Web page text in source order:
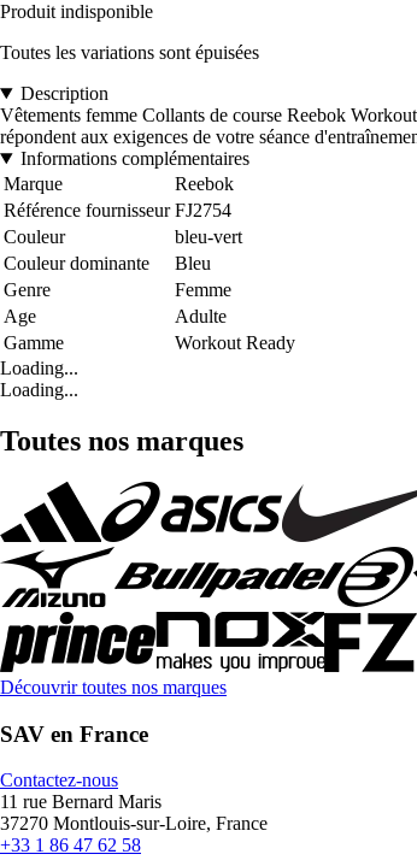
Produit indisponible
Toutes les variations sont épuisées
Description
Vêtements femme Collants de course Reebok
répondent aux exigences de votre séance
Informations complémentaires
Marque
Reebok
Référence fournisseur FJ2754
Couleur
bleu-vert
Couleur dominante
Bleu
Genre
Femme
Age
Adulte
Gamme
Workout Ready
Loading...
Loading...
Toutes nos marques
Découvrir toutes nos marques
SAV en France
Contactez-nous
11 rue Bernard Maris
37270 Montlouis-sur-Loire, France
+33 1 86 47 62 58